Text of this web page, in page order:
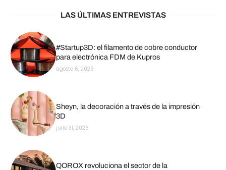
LAS ÚLTIMAS ENTREVISTAS
#Startup3D: el filamento de cobre conductor
para electrónica FDM de Kupros
agosto 6, 2026
Sheyn, la decoración a través de la impresión
3D
julio 31, 2026
QOROX revoluciona el sector de la